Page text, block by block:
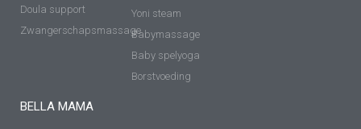
Doula support
Zwangerschapsmassage
Yoni steam
Babymassage
Baby spelyoga
Borstvoeding
BELLA MAMA